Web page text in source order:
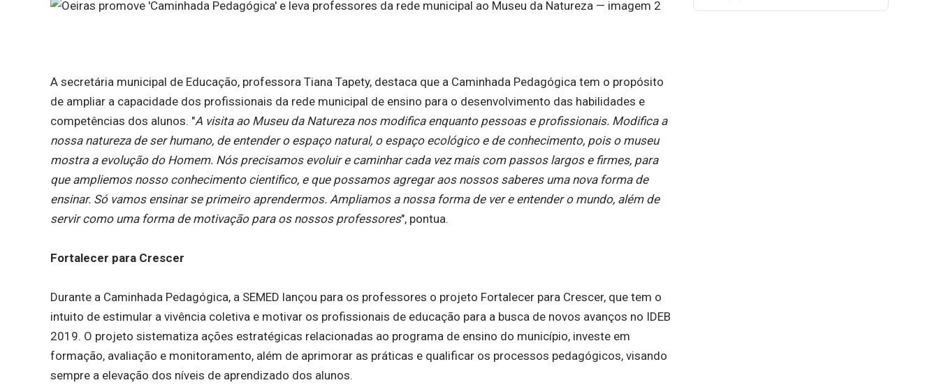
A secretária municipal de Educação, professora Tiana Tapety, destaca que a Caminhada Pedagógica tem o propósito
de ampliar a capacidade dos profissionais da rede municipal de ensino para o desenvolvimento das habilidades e
competências dos alunos. "A visita ao Museu da Natureza nos modifica enquanto pessoas e profissionais. Modifica a
nossa natureza de ser humano, de entender o espaço natural, o espaço ecológico e de conhecimento, pois o museu
mostra a evolução do Homem. Nós precisamos evoluir e caminhar cada vez mais com passos largos e firmes, para
que ampliemos nosso conhecimento cientifico, e que possamos agregar aos nossos saberes uma nova forma de
ensinar. Só vamos ensinar se primeiro aprendermos. Ampliamos a nossa forma de ver e entender o mundo, além de
servir como uma forma de motivação para os nossos professores", pontua.
Fortalecer para Crescer
Durante a Caminhada Pedagógica, a SEMED lançou para os professores o projeto Fortalecer para Crescer, que tem o
intuito de estimular a vivência coletiva e motivar os profissionais de educação para a busca de novos avanços no IDEB
2019. O projeto sistematiza ações estratégicas relacionadas ao programa de ensino do município, investe em
formação, avaliação e monitoramento, além de aprimorar as práticas e qualificar os processos pedagógicos, visando
sempre a elevação dos níveis de aprendizado dos alunos.